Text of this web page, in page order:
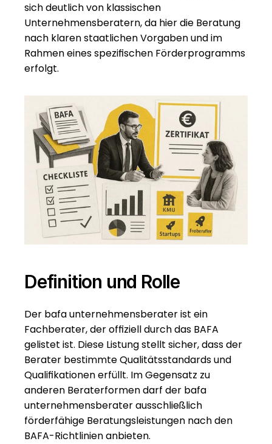
sich deutlich von klassischen
Unternehmensberatern, da hier die Beratung
nach klaren staatlichen Vorgaben und im
Rahmen eines spezifischen Förderprogramms
erfolgt.
Definition und Rolle
Der bafa unternehmensberater ist ein
Fachberater, der offiziell durch das BAFA
gelistet ist. Diese Listung stellt sicher, dass der
Berater bestimmte Qualitätsstandards und
Qualifikationen erfüllt. Im Gegensatz zu
anderen Beraterformen darf der bafa
unternehmensberater ausschließlich
förderfähige Beratungsleistungen nach den
BAFA-Richtlinien anbieten.